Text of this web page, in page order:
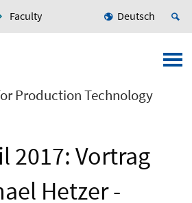
Faculty Deutsch
Production Technology
2017: Vortrag
Hetzer -